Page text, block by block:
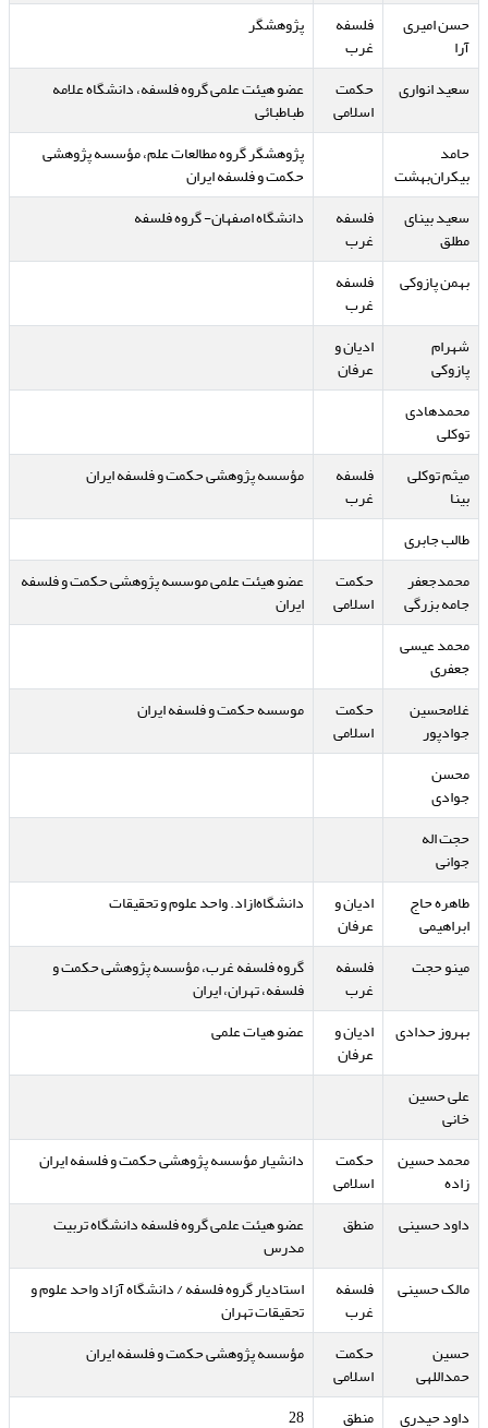
حسن امیری
آرا
فلسفه
غرب
پژوهشگر
سعید انواری حکمت
اسلامی
عضو هیئت علمی گروه فلسفه، دانشگاه علامه
طباطبائی
حامد
بیکران‌بهشت
پژوهشگر گروه مطالعات علم، مؤسسه پژوهشی
حکمت و فلسفه ایران
سعید بینای
مطلق
فلسفه
غرب
دانشگاه اصفهان- گروه فلسفه
بهمن پازوکی فلسفه
غرب
شهرام
پازوکی
ادیان و
عرفان
محمدهادی
توکلی
میثم توکلی
بینا
فلسفه
غرب
مؤسسه پژوهشی حکمت و فلسفه ایران
طالب جابری
محمدجعفر
جامه بزرگی
حکمت
اسلامی
عضو هیئت علمی موسسه پژوهشی حکمت و فلسفه
ایران
محمد عیسی
جعفری
غلامحسین
جوادپور
حکمت
اسلامی
موسسه حکمت و فلسفه ایران
محسن
جوادی
حجت اله
جوانی
طاهره حاج
ابراهیمی
ادیان و
عرفان
دانشگاه‌ازاد. واحد علوم و تحقیقات
مینو حجت فلسفه
غرب
گروه فلسفه غرب، مؤسسه پژوهشی حکمت و
فلسفه، تهران، ایران
بهروز حدادی
ادیان و
عرفان
عضو هیات علمی
علی حسین
خانی
محمد حسین
زاده
حکمت
اسلامی
دانشیار مؤسسه پژوهشی حکمت و فلسفه ایران
داود حسینی منطق عضو هیئت علمی گروه فلسفه دانشگاه تربیت
مدرس
مالک حسینی
فلسفه
غرب
استادیار گروه فلسفه / دانشگاه آزاد واحد علوم و
تحقیقات تهران
حسین
حمداللهی
حکمت
اسلامی
مؤسسه پژوهشی حکمت و فلسفه ایران
داود حیدری منطق 28